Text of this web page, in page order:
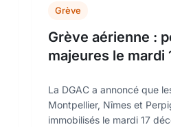
Grève
Grève aérienne :
majeures le mardi
La DGAC a annoncé que
Montpellier, Nîmes et
immobilisés le mardi 17